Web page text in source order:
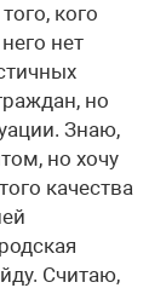
кого
нет
но
Знаю,
но хочу
качества
Считаю,